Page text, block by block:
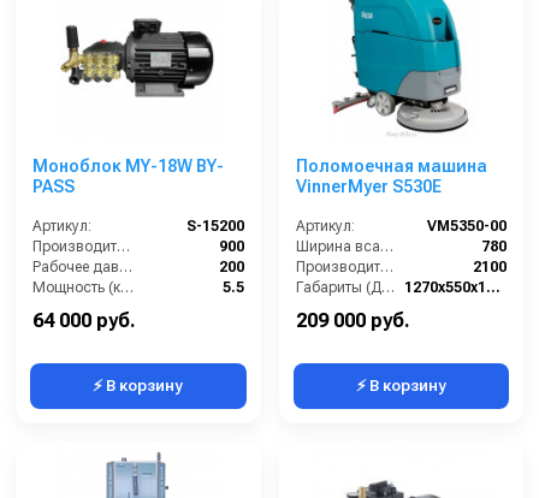
Моноблок MY-18W BY-
PASS
Артикул:
S-15200
Производительность (л/ч):
900
Рабочее давление (бар):
200
Мощность (кВт):
5.5
64 000 руб.
⚡ В корзину
Поломоечная машина
VinnerMyer S530E
Артикул:
VM5350-00
Ширина всасывающей балки (мм):
780
Производительность по площади (м2/ч):
2100
Габариты (ДхШхВ):
1270х550х1090
209 000 руб.
⚡ В корзину